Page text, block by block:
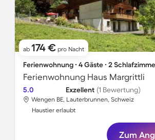
ab 174 € pro Nacht
Ferienwohnung ∙ 4 Gäste ∙ 2
Ferienwohnung Haus Margrittli
5.0 Exzellent (1 Bewertung)
Wengen BE, Lauterbrunnen, Schweiz
Haustier erlaubt
Zum